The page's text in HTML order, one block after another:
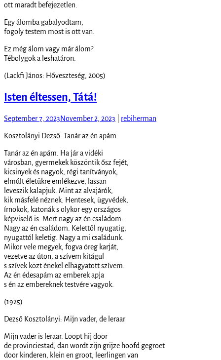
ott maradt befejezetlen.
Egy álomba gabalyodtam,
fogoly testem most is ott van.
Ez még álom vagy már álom?
Tébolygok a leshatáron.
(Lackfi János: Hőveszteség, 2005)
Isten éltessen, Tátá!
September 7, 2023November 2, 2023 rebiherman
Kosztolányi Dezső: Tanár az én apám.
Tanár az én apám. Ha jár a vidéki
városban, gyermekek köszöntik ősz fejét,
kicsinyek és nagyok, régi tanítványok,
elmúlt életükre emlékezve, lassan
leveszik kalapjuk. Mint az alvajárók,
kik másfelé néznek. Hentesek, ügyvédek,
írnokok, katonák s olykor egy országos
képviselő is. Mert nagy az én családom.
Nagy az én családom. Kelettől nyugatig,
nyugattól keletig. Nagy a mi családunk.
Mikor vele megyek, fogva öreg karját,
vezetve az úton, a szívem kitágul
s szívek közt énekel elhagyatott szívem.
Az én édesapám az emberek apja
s én az embereknek testvére vagyok.
(1925)
Dezső Kosztolányi: Mijn vader, de leraar
Mijn vader is leraar. Loopt hij door
de provinciestad, dan wordt zijn grijze hoofd gegroet
door kinderen, klein en groot, leerlingen van